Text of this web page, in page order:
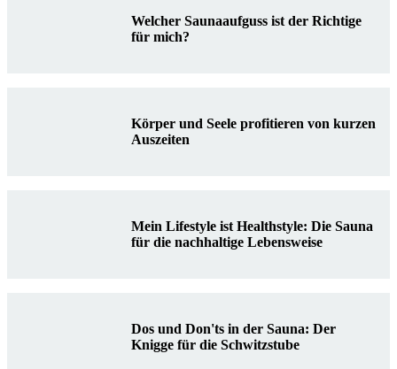
Welcher Saunaaufguss ist der Richtige
für mich?
Körper und Seele profitieren von kurzen
Auszeiten
Mein Lifestyle ist Healthstyle: Die Sauna
für die nachhaltige Lebensweise
Dos und Don'ts in der Sauna: Der
Knigge für die Schwitzstube